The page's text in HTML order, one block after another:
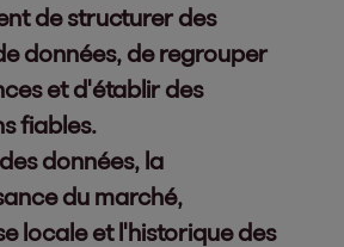
de structurer des
données, de regrouper
et d'établir des
fiables.
données, la
du marché,
locale et l'historique des